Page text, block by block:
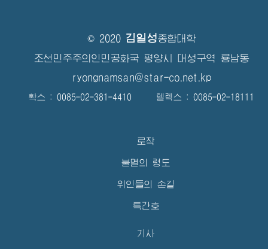
© 2020 김일성종합대학
조선민주주의인민공화국 평양시 대성구역 룡남동
ryongnamsan@star-co.net.kp
확스 : 0085-02-381-4410 텔렉스 : 0085-02-18111
로작
불멸의 령도
위인들의 손길
특간호
기사